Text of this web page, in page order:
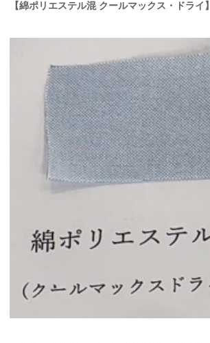
【綿ポリエステル混 クールマックス・ドライ】